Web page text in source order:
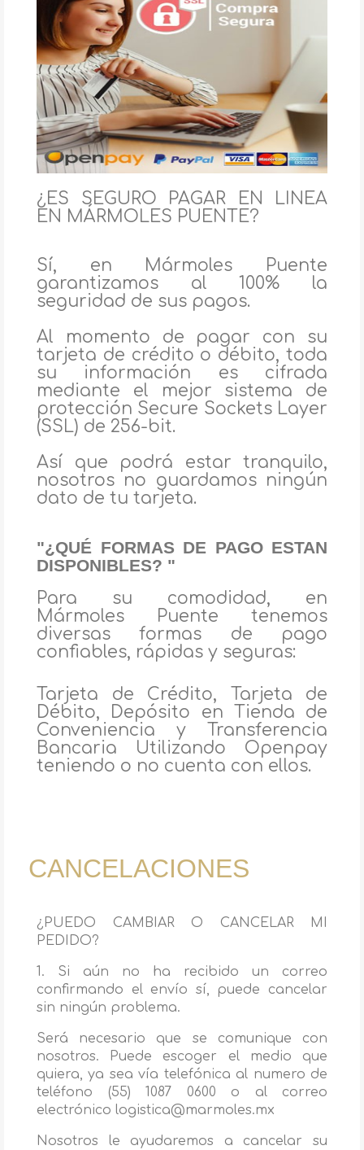
¿ES SEGURO PAGAR EN LINEA
EN MÁRMOLES PUENTE?
Sí, en Mármoles Puente
garantizamos al 100% la
seguridad de sus pagos.
Al momento de pagar con su
tarjeta de crédito o débito, toda
su información es cifrada
mediante el mejor sistema de
protección Secure Sockets Layer
(SSL) de 256-bit.
Así que podrá estar tranquilo,
nosotros no guardamos ningún
dato de tu tarjeta.
"¿QUÉ FORMAS DE PAGO ESTAN
DISPONIBLES? "
Para su comodidad, en
Mármoles Puente tenemos
diversas formas de pago
confiables, rápidas y seguras:
Tarjeta de Crédito, Tarjeta de
Débito, Depósito en Tienda de
Conveniencia y Transferencia
Bancaria Utilizando Openpay
teniendo o no cuenta con ellos.
CANCELACIONES
¿PUEDO CAMBIAR O CANCELAR MI
PEDIDO?
1. Si aún no ha recibido un correo
confirmando el envío sí, puede cancelar
sin ningún problema.
Será necesario que se comunique con
nosotros. Puede escoger el medio que
quiera, ya sea vía telefónica al numero de
teléfono (55) 1087 0600 o al correo
electrónico logistica@marmoles.mx
Nosotros le ayudaremos a cancelar su